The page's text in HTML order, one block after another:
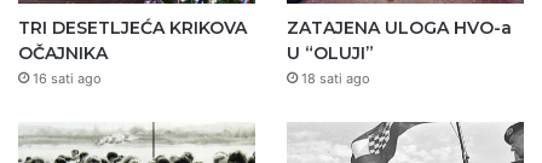
TRI DESETLJEĆA KRIKOVA
OČAJNIKA
16 sati ago
ZATAJENA ULOGA HVO-a
U “OLUJI”
18 sati ago